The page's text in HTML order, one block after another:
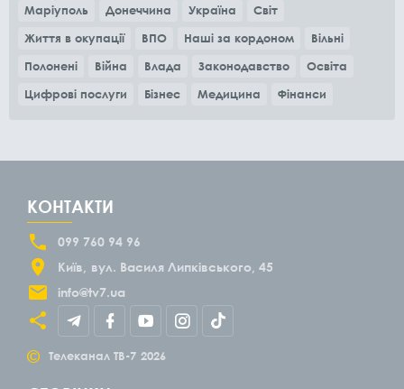
Маріуполь Донеччина Україна
Світ
Життя в окупації
ВПО Наші за кордоном
Вільні
Полонені
Війна Влада Законодавство
Освіта
Цифрові послуги
Бізнес Медицина Фінанси
КОНТАКТИ
099 760 94 96
Київ
вул. Василя Липківського, 45
info@tv7.ua
© Телеканал ТВ-7 2026